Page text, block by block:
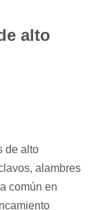
alto
de alto
alambres
común en